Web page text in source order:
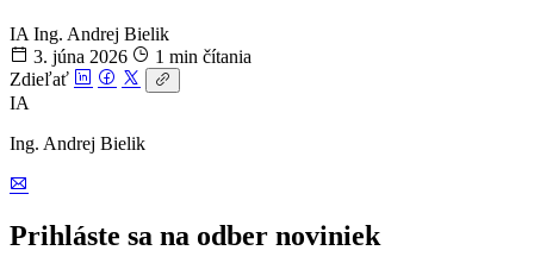
IA Ing. Andrej Bielik
3. júna 2026
1 min čítania
Zdieľať
IA
Ing. Andrej Bielik
Prihláste sa na odber noviniek